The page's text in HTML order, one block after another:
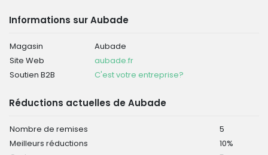
Informations sur Aubade
Magasin
Aubade
Site Web
aubade.fr
Soutien B2B
C'est votre entreprise?
Réductions actuelles de Aubade
Nombre de remises
5
Meilleurs réductions
10%